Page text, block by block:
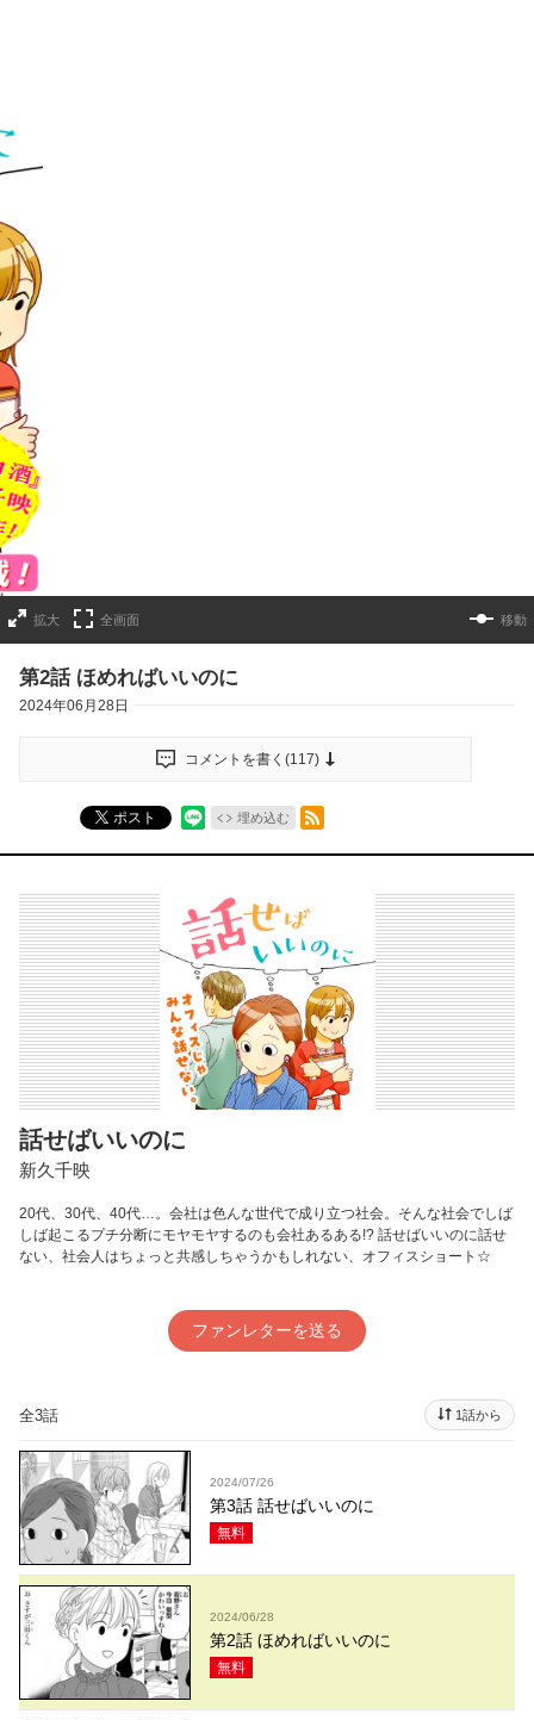
拡大 全画面 移動
第2話 ほめればいいのに
2024年06月28日
コメントを書く(117)
ポスト 埋め込む
RSSフィード
話せばいいのに
新久千映
20代、30代、40代…。会社は色んな世代で成り立つ社会。そんな社会でしば
しば起こるプチ分断にモヤモヤするのも会社あるある!? 話せばいいのに話せ
ない、社会人はちょっと共感しちゃうかもしれない、オフィスショート☆
ファンレターを送る
全3話 1話から
2024/07/26
第3話 話せばいいのに
無料
2024/06/28
第2話 ほめればいいのに
無料